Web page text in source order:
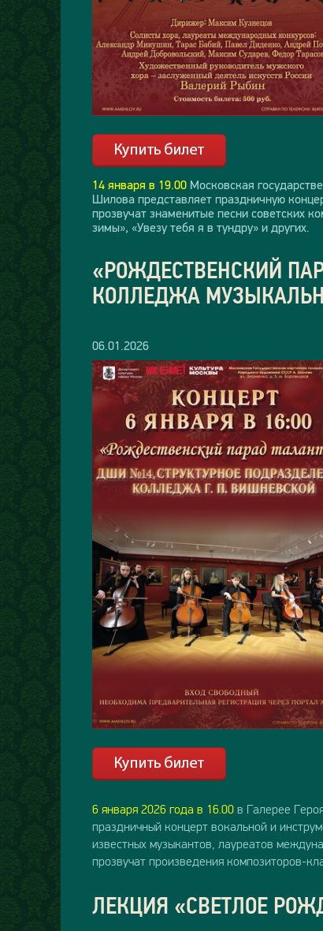
14 января в 19.00 Московская
Шилова представляет праздничную
прозвучат знаменитые песни советских
зимы», «Увезу тебя я в тундру» и других.
«РОЖДЕСТВЕНСКИЙ
КОЛЛЕДЖА
06.01.2026
6 января 2026 года в 16.00 в Галерее
праздничный концерт вокальной и
известных музыкантов, лауреатов
прозвучат произведения композиторов-
ЛЕКЦИЯ «СВЕТЛОЕ